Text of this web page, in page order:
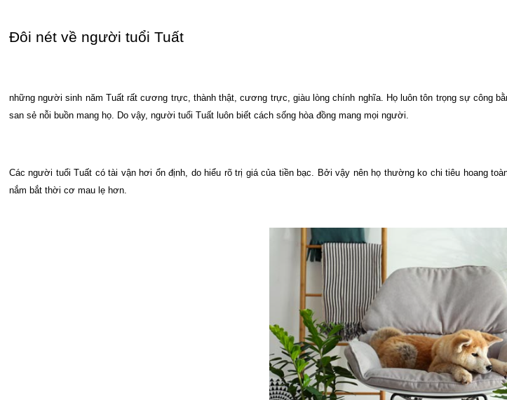
Đôi nét về người tuổi Tuất
những người sinh năm Tuất rất cương trực, thành thật, cương trực, giàu lòng chính nghĩa. Họ luôn tôn trọng sự công
san sẻ nỗi buồn mang họ. Do vậy, người tuổi Tuất luôn biết cách sống hòa đồng mang mọi người.
Các người tuổi Tuất có tài vận hơi ổn định, do hiểu rõ trị giá của tiền bạc. Bởi vậy nên họ thường ko chi tiêu hoang
nắm bắt thời cơ mau lẹ hơn.